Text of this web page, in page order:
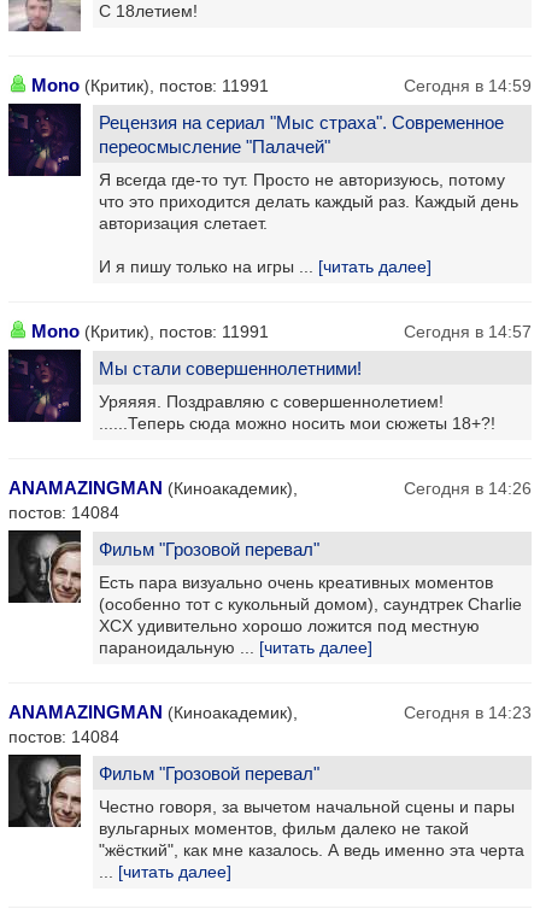
С 18летием!
Mono (Критик), постов: 11991 Сегодня в 14:59
Рецензия на сериал "Мыс страха". Современное
переосмысление "Палачей"
Я всегда где-то тут. Просто не авторизуюсь, потому
что это приходится делать каждый раз. Каждый день
авторизация слетает.
И я пишу только на игры ... [читать далее]
Mono (Критик), постов: 11991 Сегодня в 14:57
Мы стали совершеннолетними!
Уряяяя. Поздравляю с совершеннолетием!
......Теперь сюда можно носить мои сюжеты 18+?!
ANAMAZINGMAN (Киноакадемик),
постов: 14084
Сегодня в 14:26
Фильм "Грозовой перевал"
Есть пара визуально очень креативных моментов
(особенно тот с кукольный домом), саундтрек Charlie
XCX удивительно хорошо ложится под местную
параноидальную ... [читать далее]
ANAMAZINGMAN (Киноакадемик),
постов: 14084
Сегодня в 14:23
Фильм "Грозовой перевал"
Честно говоря, за вычетом начальной сцены и пары
вульгарных моментов, фильм далеко не такой
"жёсткий", как мне казалось. А ведь именно эта черта
... [читать далее]